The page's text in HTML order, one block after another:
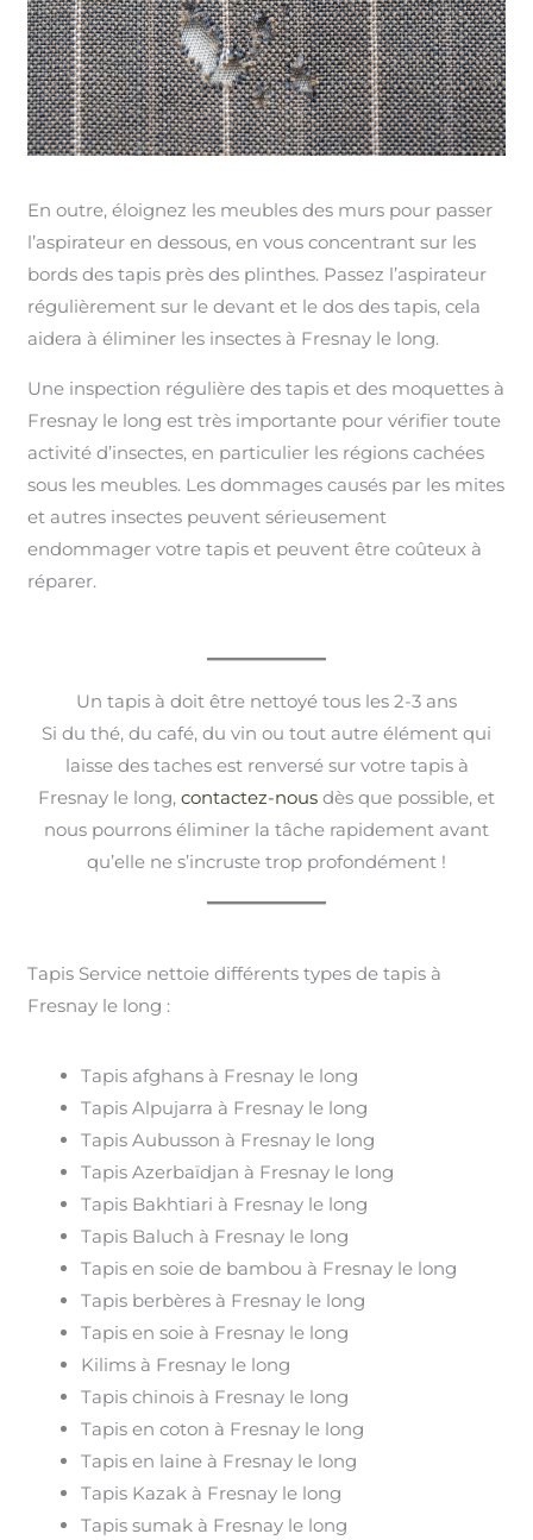
En outre, éloignez les meubles des murs pour passer
l’aspirateur en dessous, en vous concentrant sur les
bords des tapis près des plinthes. Passez l’aspirateur
régulièrement sur le devant et le dos des tapis, cela
aidera à éliminer les insectes à Fresnay le long.
Une inspection régulière des tapis et des moquettes à
Fresnay le long est très importante pour vérifier toute
activité d’insectes, en particulier les régions cachées
sous les meubles. Les dommages causés par les mites
et autres insectes peuvent sérieusement
endommager votre tapis et peuvent être coûteux à
réparer.
Un tapis à doit être nettoyé tous les 2-3 ans
Si du thé, du café, du vin ou tout autre élément qui
laisse des taches est renversé sur votre tapis à
Fresnay le long, contactez-nous dès que possible, et
nous pourrons éliminer la tâche rapidement avant
qu’elle ne s’incruste trop profondément !
Tapis Service nettoie différents types de tapis à
Fresnay le long :
Tapis afghans à Fresnay le long
Tapis Alpujarra à Fresnay le long
Tapis Aubusson à Fresnay le long
Tapis Azerbaïdjan à Fresnay le long
Tapis Bakhtiari à Fresnay le long
Tapis Baluch à Fresnay le long
Tapis en soie de bambou à Fresnay le long
Tapis berbères à Fresnay le long
Tapis en soie à Fresnay le long
Kilims à Fresnay le long
Tapis chinois à Fresnay le long
Tapis en coton à Fresnay le long
Tapis en laine à Fresnay le long
Tapis Kazak à Fresnay le long
Tapis sumak à Fresnay le long